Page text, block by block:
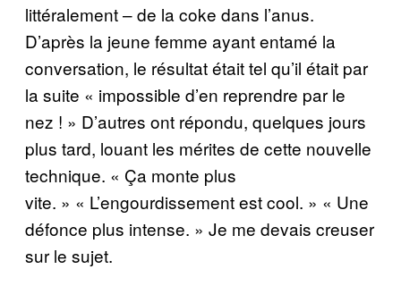
littéralement – de la coke dans l’anus.
D’après la jeune femme ayant entamé la
conversation, le résultat était tel qu’il était par
la suite « impossible d’en reprendre par le
nez ! » D’autres ont répondu, quelques jours
plus tard, louant les mérites de cette nouvelle
technique. « Ça monte plus
vite. » « L’engourdissement est cool. » « Une
défonce plus intense. » Je me devais creuser
sur le sujet.